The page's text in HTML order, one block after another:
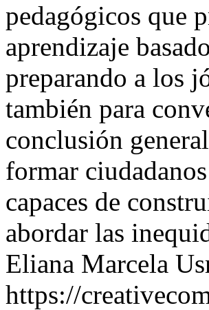
pedagógicos que
aprendizaje
preparando a los
también para
conclusión
formar
capaces de
abordar las
Eliana Marcela
https://